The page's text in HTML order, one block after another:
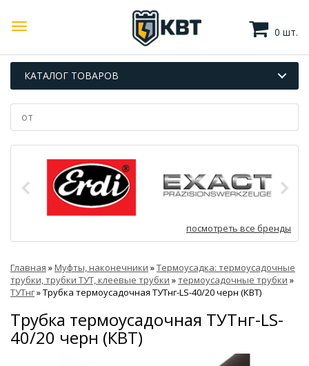
0 шт.
КАТАЛОГ ТОВАРОВ
посмотреть все бренды
Главная »Муфты, наконечники »Термоусадка: термоусадочные
трубки, трубки ТУТ, клеевые трубки »термоусадочные трубки »
ТУТнг»Трубка термоусадочная ТУТнг-LS-40/20 черн (КВТ)
Трубка термоусадочная ТУТнг-LS-
40/20 черн (КВТ)